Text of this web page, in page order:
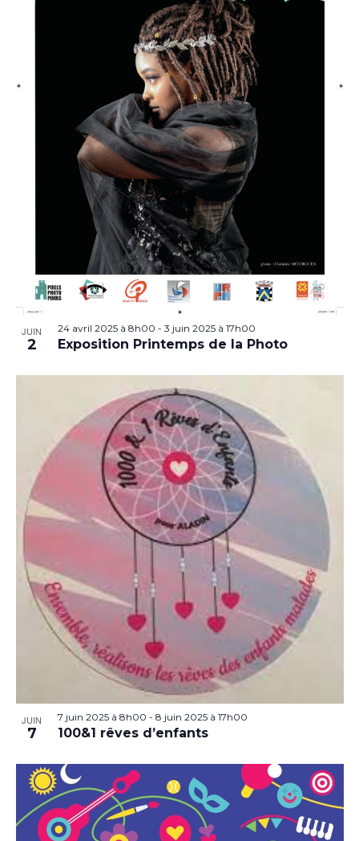
JUIN
2
24 avril 2025 à 8h00 - 3 juin 2025 à 17h00
Exposition Printemps de la Photo
JUIN
7
7 juin 2025 à 8h00 - 8 juin 2025 à 17h00
100&1 rêves d’enfants